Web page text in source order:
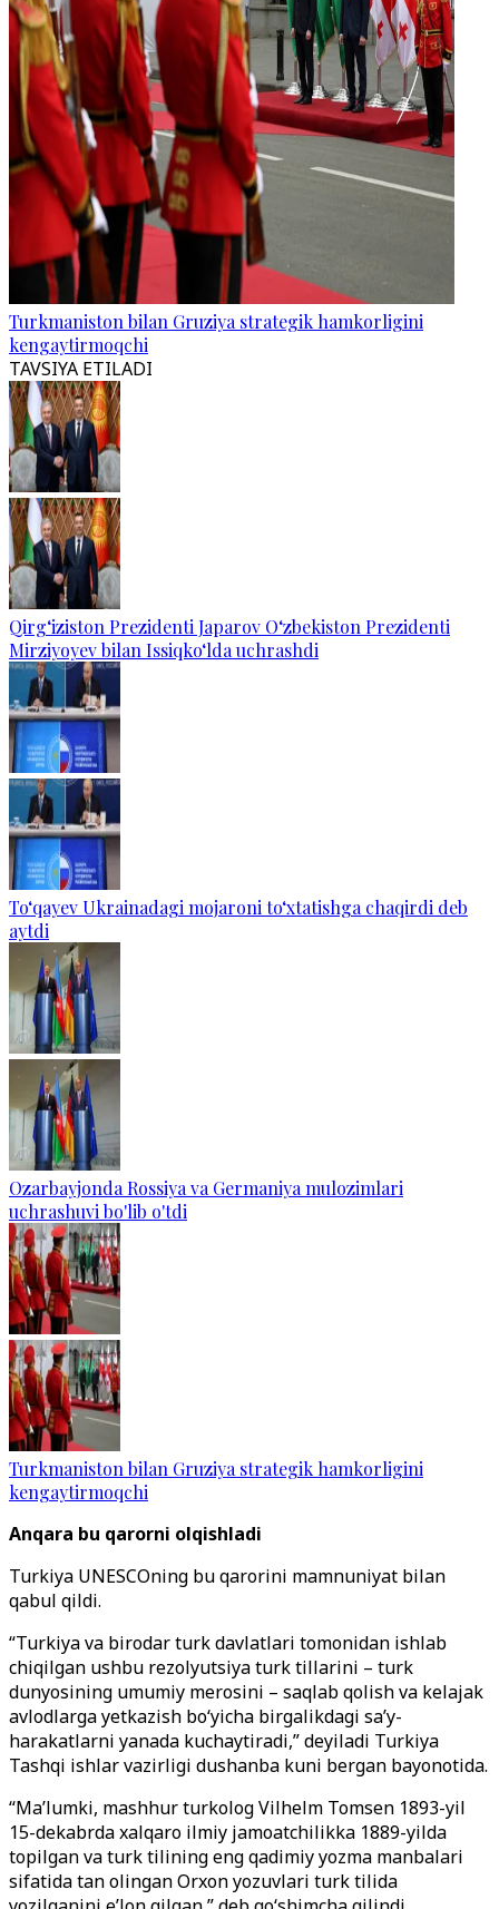
Turkmaniston bilan Gruziya strategik hamkorligini
kengaytirmoqchi
TAVSIYA ETILADI
Qirg‘iziston Prezidenti Japarov O‘zbekiston Prezidenti
Mirziyoyev bilan Issiqko‘lda uchrashdi
To‘qayev Ukrainadagi mojaroni to‘xtatishga chaqirdi deb
aytdi
Ozarbayjonda Rossiya va Germaniya mulozimlari
uchrashuvi bo'lib o'tdi
Turkmaniston bilan Gruziya strategik hamkorligini
kengaytirmoqchi
Anqara bu qarorni olqishladi
Turkiya UNESCOning bu qarorini mamnuniyat bilan
qabul qildi.
“Turkiya va birodar turk davlatlari tomonidan ishlab
chiqilgan ushbu rezolyutsiya turk tillarini – turk
dunyosining umumiy merosini – saqlab qolish va kelajak
avlodlarga yetkazish bo‘yicha birgalikdagi sa’y-
harakatlarni yanada kuchaytiradi,” deyiladi Turkiya
Tashqi ishlar vazirligi dushanba kuni bergan bayonotida.
“Ma’lumki, mashhur turkolog Vilhelm Tomsen 1893-yil
15-dekabrda xalqaro ilmiy jamoatchilikka 1889-yilda
topilgan va turk tilining eng qadimiy yozma manbalari
sifatida tan olingan Orxon yozuvlari turk tilida